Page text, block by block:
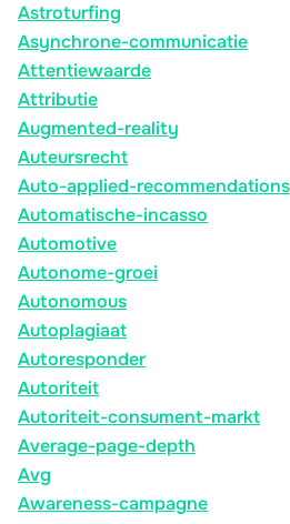
Astroturfing
Asynchrone-communicatie
Attentiewaarde
Attributie
Augmented-reality
Auteursrecht
Auto-applied-recommendations
Automatische-incasso
Automotive
Autonome-groei
Autonomous
Autoplagiaat
Autoresponder
Autoriteit
Autoriteit-consument-markt
Average-page-depth
Avg
Awareness-campagne